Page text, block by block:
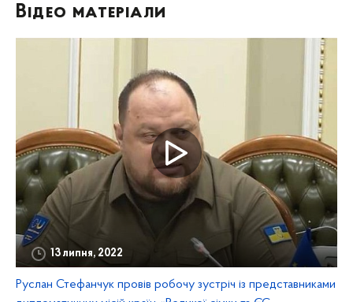
Відео матеріали
13 липня, 2022
Руслан Стефанчук провів робочу зустріч із представниками